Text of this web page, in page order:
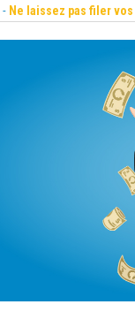
- Ne laissez pas filer